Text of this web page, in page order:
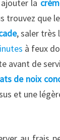
la
trouvez que
, saler très
à feux
avant de
de noix
et une